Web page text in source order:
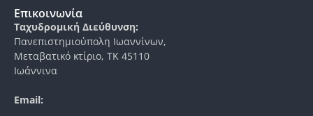
Επικοινωνία
Ταχυδρομική Διεύθυνση:
Πανεπιστημιούπολη Ιωαννίνων,
Μεταβατικό κτίριο, ΤΚ 45110
Ιωάννινα
Email: